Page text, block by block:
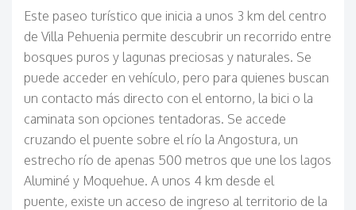
Este paseo turístico que inicia a unos 3 km del centro
de Villa Pehuenia permite descubrir un recorrido entre
bosques puros y lagunas preciosas y naturales. Se
puede acceder en vehículo, pero para quienes buscan
un contacto más directo con el entorno, la bici o la
caminata son opciones tentadoras. Se accede
cruzando el puente sobre el río la Angostura, un
estrecho río de apenas 500 metros que une los lagos
Aluminé y Moquehue. A unos 4 km desde el
puente, existe un acceso de ingreso al territorio de la